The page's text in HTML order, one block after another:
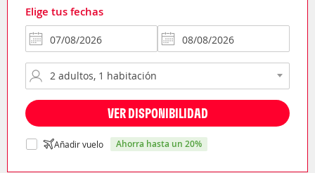
Elige tus fechas
VER DISPONIBILIDAD
Añadir vuelo ahorra hasta un 20%